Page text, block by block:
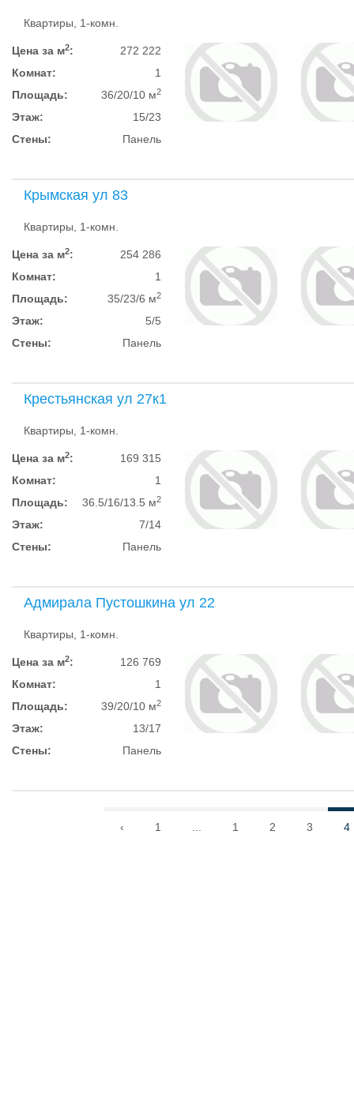
Квартиры, 1-комн.
Цена за м2:
272 222
Комнат:
1
Площадь:
36/20/10 м2
Этаж:
15/23
Стены:
Панель
Крымская ул 83
Квартиры, 1-комн.
Цена за м2:
254 286
Комнат:
1
Площадь:
35/23/6 м2
Этаж:
5/5
Стены:
Панель
Крестьянская ул 27к1
Квартиры, 1-комн.
Цена за м2:
169 315
Комнат:
1
Площадь:
36.5/16/13.5 м2
Этаж:
7/14
Стены:
Панель
Адмирала Пустошкина ул 22
Квартиры, 1-комн.
Цена за м2:
126 769
Комнат:
1
Площадь:
39/20/10 м2
Этаж:
13/17
Стены:
Панель
‹ 1 1 2 3 4